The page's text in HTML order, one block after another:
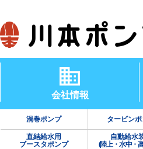
会社情報
渦巻ポンプ タービン
直結給水用
ブースタポンプ
自動給水
(陸上・水中・